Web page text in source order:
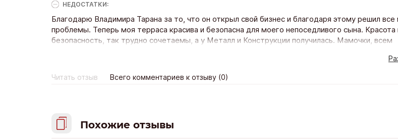
НЕДОСТАТКИ:
Благодарю Владимира Тарана за то, что он открыл свой бизнес и благодаря этому решил все
проблемы. Теперь моя терраса красива и безопасна для моего непоседливого сына. Красота
безопасность, так трудно сочетаемы, а у Металл и Конструкции получилась. Мамочки, всем
Читать отзыв Всего комментариев к отзыву (0)
Похожие отзывы